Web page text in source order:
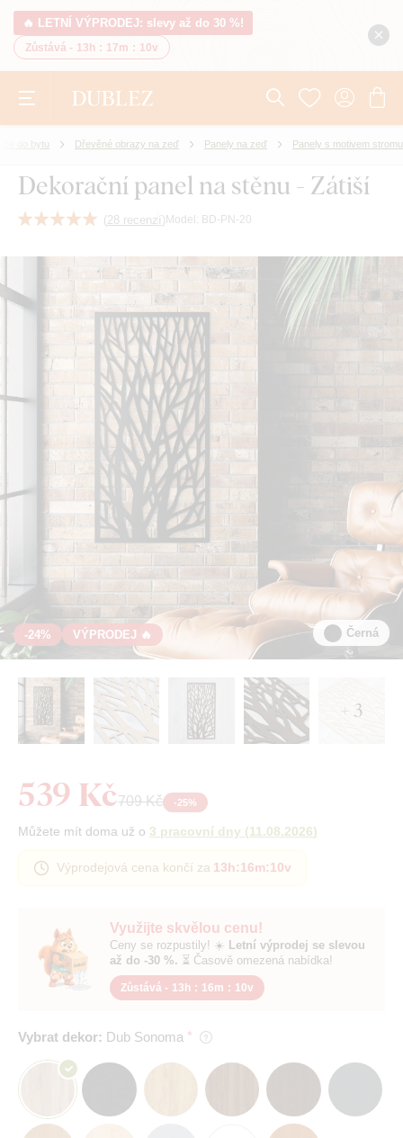
🔥 LETNÍ VÝPRODEJ: slevy až do 30 %!
Zůstává - 13h : 17m : 9v
do bytu Dřevěné obrazy na zeď Panely na zeď Panely s motivem stromu
Dekorační panel na stěnu - Zátiší
(28 recenzí) Model: BD-PN-20
-24% VÝPRODEJ 🔥 Černá
+ 3
Využijte skvělou cenu!
Ceny se rozpustily! ☀️ Letní výprodej se slevou
až do -30 %. ⏳ Časově omezená nabídka!
Zůstává - 13h : 16m : 10v
Vybrat dekor: Dub Sonoma
539 Kč709 Kč -25%
Můžete mít doma už o 3 pracovní dny (11.08.2026)
Výprodejová cena končí za 13h:16m:10v